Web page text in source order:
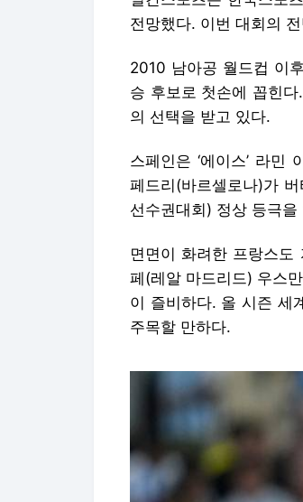
전망했다. 이번 대회의
2010 남아공 월드컵 이
승 후보로 첫손에 꼽힌
의 선택을 받고 있다.
스페인은 ‘에이스’ 라민
페드리(바르셀로나)가
선수권대회) 정상 등극
면면이 화려한 프랑스도
페(레알 마드리드) 우스
이 즐비하다. 올 시즌 세
주목할 만하다.